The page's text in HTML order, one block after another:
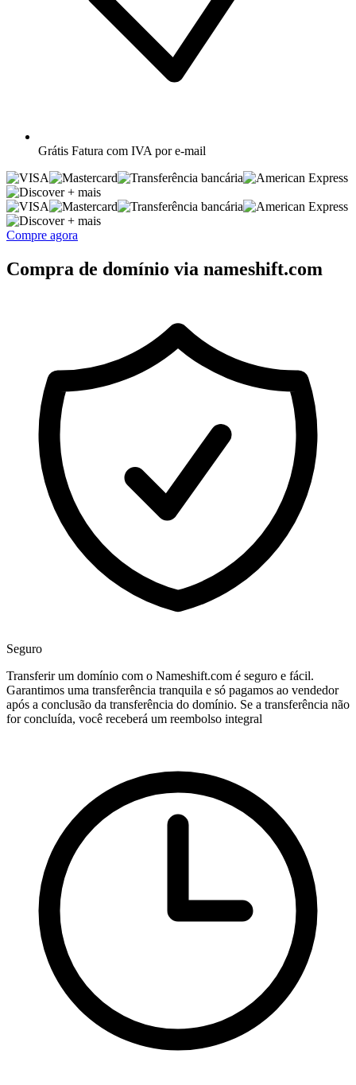
Grátis Fatura com IVA por e-mail
+ mais
+ mais
Compre agora
Compra de domínio via nameshift.com
Seguro
Transferir um domínio com o Nameshift.com é seguro e fácil.
Garantimos uma transferência tranquila e só pagamos ao vendedor
após a conclusão da transferência do domínio. Se a transferência não
for concluída, você receberá um reembolso integral